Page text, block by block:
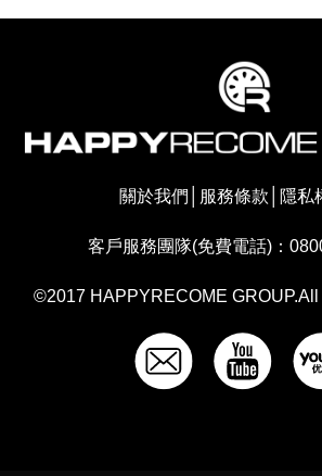
關於我們 服務條款 隱私
客戶服務團隊(免費電話)：
©2017 HAPPYRECOME GROUP.All